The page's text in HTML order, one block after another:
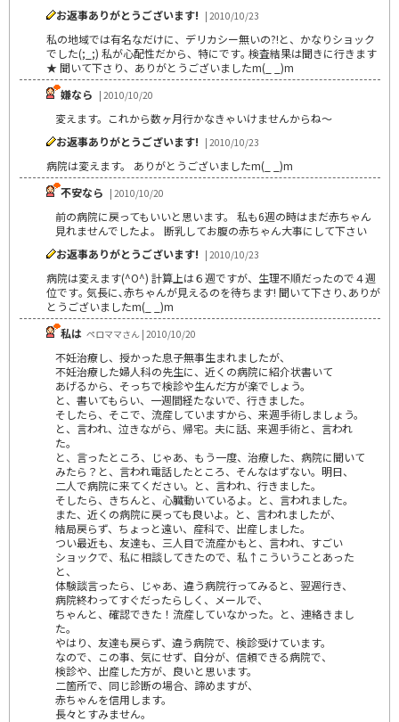
お返事ありがとうございます! | 2010/10/23
私の地域では有名なだけに、デリカシー無いの?!と、かなりショック
でした(;_;) 私が心配性だから、特にです｡ 検査結果は聞きに行きます
★ 聞いて下さり、ありがとうございましたm(_ _)m
嫌なら | 2010/10/20
変えます。これから数ヶ月行かなきゃいけませんからね～
お返事ありがとうございます! | 2010/10/23
病院は変えます。 ありがとうございましたm(_ _)m
不安なら | 2010/10/20
前の病院に戻ってもいいと思います。 私も6週の時はまだ赤ちゃん
見れませんでしたよ。 断乳してお腹の赤ちゃん大事にして下さい
お返事ありがとうございます! | 2010/10/23
病院は変えます(^O^) 計算上は６週ですが、生理不順だったので４週
位です｡ 気長に､赤ちゃんが見えるのを待ちます! 聞いて下さり､ありが
とうございましたm(_ _)m
私は ペロママさん | 2010/10/20
不妊治療し、授かった息子無事生まれましたが、
不妊治療した婦人科の先生に、近くの病院に紹介状書いて
あげるから、そっちで検診や生んだ方が楽でしょう。
と、書いてもらい、一週間経たないで、行きました。
そしたら、そこで、流産していますから、来週手術しましょう。
と、言われ、泣きながら、帰宅。夫に話、来週手術と、言われ
た。
と、言ったところ、じゃあ、もう一度、治療した、病院に聞いて
みたら？と、言われ電話したところ、そんなはずない。明日、
二人で病院に来てください。と、言われ、行きました。
そしたら、きちんと、心臓動いているよ。と、言われました。
また、近くの病院に戻っても良いよ。と、言われましたが、
結局戻らず、ちょっと遠い、産科で、出産しました。
つい最近も、友達も、三人目で流産かもと、言われ、すごい
ショックで、私に相談してきたので、私↑こういうことあった
と、
体験談言ったら、じゃあ、違う病院行ってみると、翌週行き、
病院終わってすぐだったらしく、メールで、
ちゃんと、確認できた！流産していなかった。と、連絡きまし
た。
やはり、友達も戻らず、違う病院で、検診受けています。
なので、この事、気にせず、自分が、信頼できる病院で、
検診や、出産した方が、良いと思います。
二箇所で、同じ診断の場合、諦めますが、
赤ちゃんを信用します。
長々とすみません。